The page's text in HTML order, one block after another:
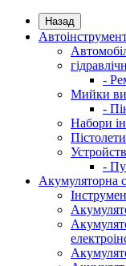
Назад
-
Мийки
-
Набори
-
Акумуляторна